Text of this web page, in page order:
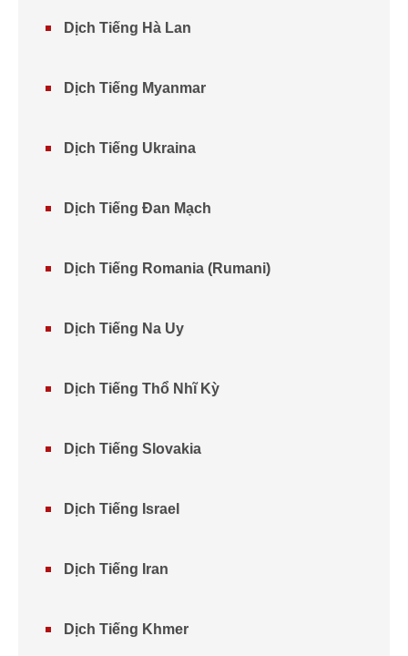
Dịch Tiếng Hà Lan
Dịch Tiếng Myanmar
Dịch Tiếng Ukraina
Dịch Tiếng Đan Mạch
Dịch Tiếng Romania (Rumani)
Dịch Tiếng Na Uy
Dịch Tiếng Thổ Nhĩ Kỳ
Dịch Tiếng Slovakia
Dịch Tiếng Israel
Dịch Tiếng Iran
Dịch Tiếng Khmer